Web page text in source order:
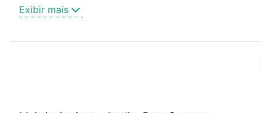
Como escolher um imóvel?
Use barra de busca no topo para pesquisar por
ou sem vaga de garagem para combinar
Imóveis com 1 banheiro à venda em Jardim Bom
Exibir mais